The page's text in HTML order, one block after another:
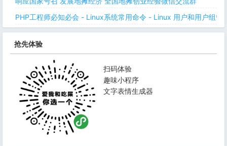
PHP工程师必知必会 - Linux系统常用命令 - Linux 用户和用户组管
抢先体验
扫码体验
趣味小程序
文字表情生成器